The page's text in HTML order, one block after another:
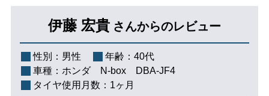
伊藤 宏貴 さんからのレビュー
性別： 男性 年齢： 40代
車種： ホンダ N‐box DBA-JF4
タイヤ使用月数： 1ヶ月